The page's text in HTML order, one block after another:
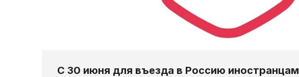
С 30 июня для въезда в Россию иностранцам